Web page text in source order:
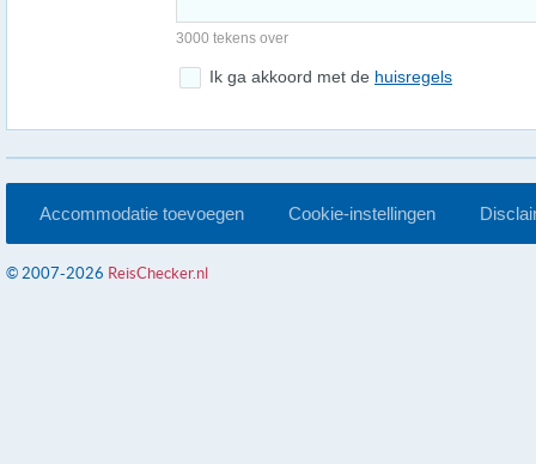
3000 tekens over
Ik ga akkoord met de huisregels
Accommodatie toevoegen Cookie-instellingen
© 2007-2026 ReisChecker.nl